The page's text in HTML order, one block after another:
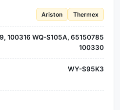
Ariston Thermex
100316 WQ-S105A, 65150785
100330
WY-S95K3